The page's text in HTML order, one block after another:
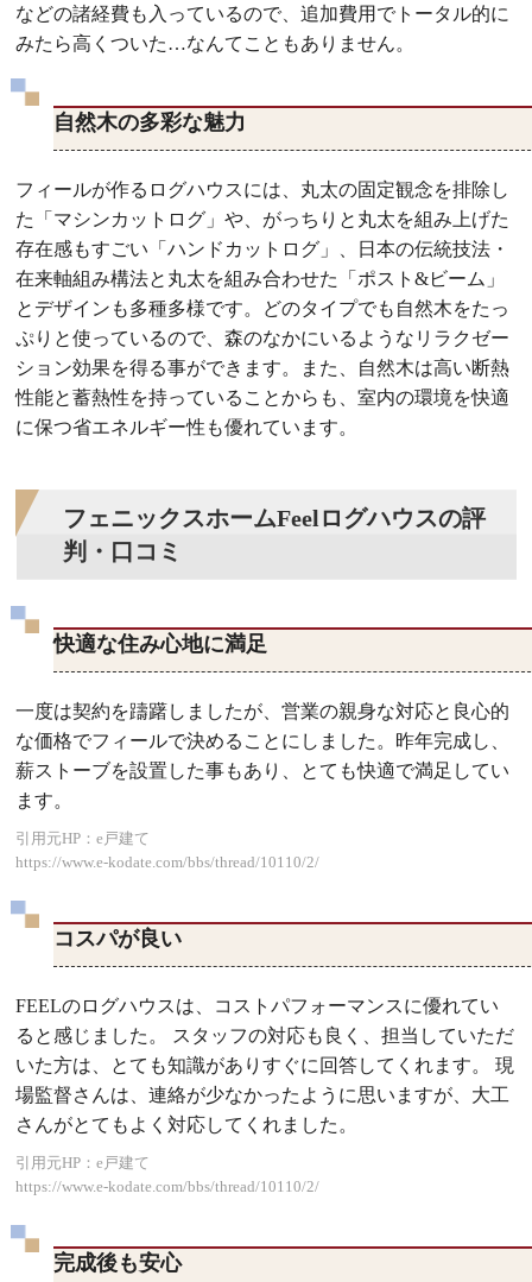
などの諸経費も入っているので、追加費用でトータル的に
みたら高くついた…なんてこともありません。
自然木の多彩な魅力
フィールが作るログハウスには、丸太の固定観念を排除し
た「マシンカットログ」や、がっちりと丸太を組み上げた
存在感もすごい「ハンドカットログ」、日本の伝統技法・
在来軸組み構法と丸太を組み合わせた「ポスト&ビーム」
とデザインも多種多様です。どのタイプでも自然木をたっ
ぷりと使っているので、森のなかにいるようなリラクゼー
ション効果を得る事ができます。また、自然木は高い断熱
性能と蓄熱性を持っていることからも、室内の環境を快適
に保つ省エネルギー性も優れています。
フェニックスホームFeelログハウスの評
判・口コミ
快適な住み心地に満足
一度は契約を躊躇しましたが、営業の親身な対応と良心的
な価格でフィールで決めることにしました。昨年完成し、
薪ストーブを設置した事もあり、とても快適で満足してい
ます。
引用元HP：e戸建て
https://www.e-kodate.com/bbs/thread/10110/2/
コスパが良い
FEELのログハウスは、コストパフォーマンスに優れてい
ると感じました。 スタッフの対応も良く、担当していただ
いた方は、とても知識がありすぐに回答してくれます。 現
場監督さんは、連絡が少なかったように思いますが、大工
さんがとてもよく対応してくれました。
引用元HP：e戸建て
https://www.e-kodate.com/bbs/thread/10110/2/
完成後も安心